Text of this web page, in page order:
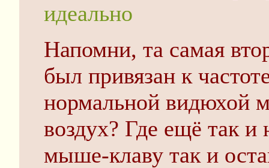
идеально
Напомни, та самая
был привязан к
нормальной видюхой
воздух? Где ещё так и
мыше-клаву так и